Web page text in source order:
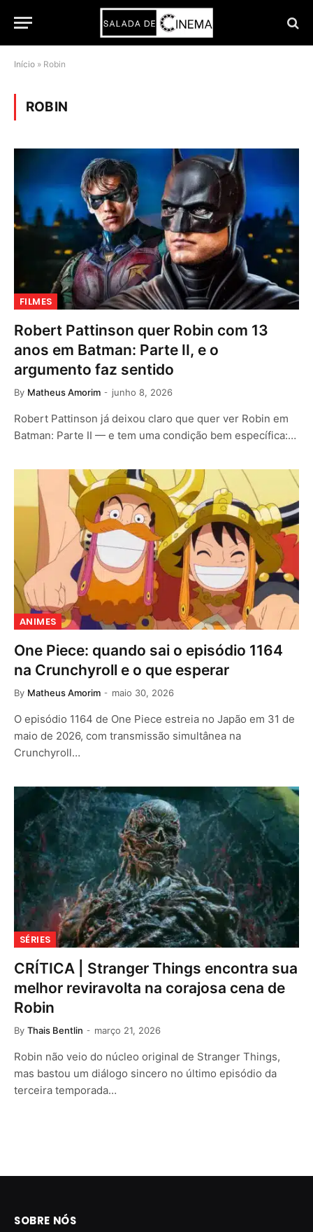
Início » Robin
ROBIN
FILMES
Robert Pattinson quer Robin com 13
anos em Batman: Parte II, e o
argumento faz sentido
By Matheus Amorim junho 8, 2026
Robert Pattinson já deixou claro que quer ver Robin em
Batman: Parte II — e tem uma condição bem específica:…
ANIMES
One Piece: quando sai o episódio 1164
na Crunchyroll e o que esperar
By Matheus Amorim maio 30, 2026
O episódio 1164 de One Piece estreia no Japão em 31 de
maio de 2026, com transmissão simultânea na
Crunchyroll…
SÉRIES
CRÍTICA | Stranger Things encontra sua
melhor reviravolta na corajosa cena de
Robin
By Thais Bentlin março 21, 2026
Robin não veio do núcleo original de Stranger Things,
mas bastou um diálogo sincero no último episódio da
terceira temporada…
SOBRE NÓS